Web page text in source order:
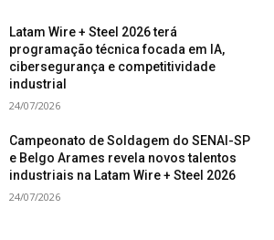
Latam Wire + Steel 2026 terá
programação técnica focada em IA,
cibersegurança e competitividade
industrial
24/07/2026
Campeonato de Soldagem do SENAI-SP
e Belgo Arames revela novos talentos
industriais na Latam Wire + Steel 2026
24/07/2026